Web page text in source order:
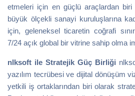
etmeleri için en güçlü araçlardan biri
büyük ölçekli sanayi kuruluşlarına
için, geleneksel ticaretin coğrafi
7/24 açık global bir vitrine sahip olma
nlksoft ile Stratejik Güç Birliği
yazılım tecrübesi ve dijital dönüşüm
yetkili iş ortaklarından biri olarak